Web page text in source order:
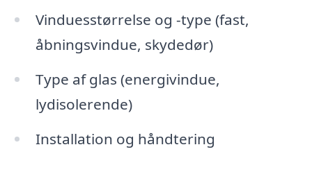
Vinduesstørrelse og -type (fast,
åbningsvindue, skydedør)
Type af glas (energivindue,
lydisolerende)
Installation og håndtering